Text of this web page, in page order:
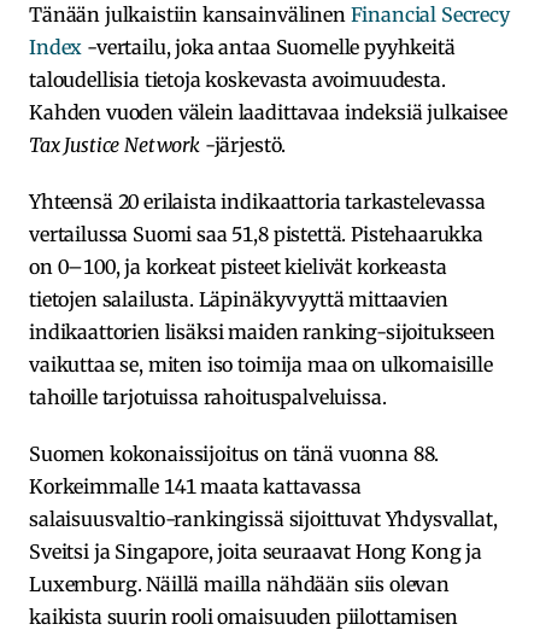
Tänään julkaistiin kansainvälinen Financial Secrecy
Index -vertailu, joka antaa Suomelle pyyhkeitä
taloudellisia tietoja koskevasta avoimuudesta.
Kahden vuoden välein laadittavaa indeksiä julkaisee
Tax Justice Network-järjestö.
Yhteensä 20 erilaista indikaattoria tarkastelevassa
vertailussa Suomi saa 51,8 pistettä. Pistehaarukka
on 0–100, ja korkeat pisteet kielivät korkeasta
tietojen salailusta. Läpinäkyvyyttä mittaavien
indikaattorien lisäksi maiden ranking-sijoitukseen
vaikuttaa se, miten iso toimija maa on ulkomaisille
tahoille tarjotuissa rahoituspalveluissa.
Suomen kokonaissijoitus on tänä vuonna 88.
Korkeimmalle 141 maata kattavassa
salaisuusvaltio-rankingissä sijoittuvat Yhdysvallat,
Sveitsi ja Singapore, joita seuraavat Hong Kong ja
Luxemburg. Näillä mailla nähdään siis olevan
kaikista suurin rooli omaisuuden piilottamisen